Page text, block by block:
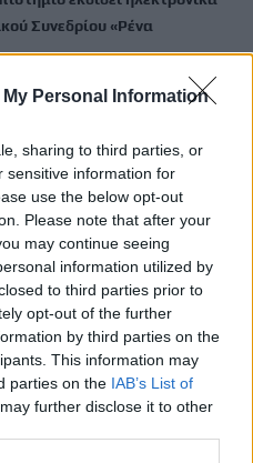
Personal Information
sharing to third parties, or
sensitive information for
use the below opt-out
Please note that after your
may continue seeing
information utilized by
to third parties prior to
opt-out of the further
by third parties on the
This information may
parties on the IAB’s List of
further disclose it to other
– Απεγκλωβίστηκε ένα άτομο
της Μεγάλης Κύκλωσης της
ηρώων